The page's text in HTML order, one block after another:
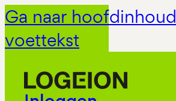
Ga naar hoofdinhoud
voettekst